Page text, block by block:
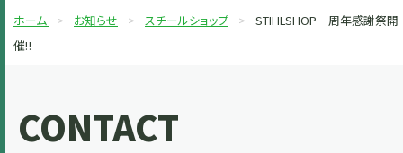
ホーム お知らせ スチールショップ
STIHLSHOP 周年感謝祭開
催‼
CONTACT